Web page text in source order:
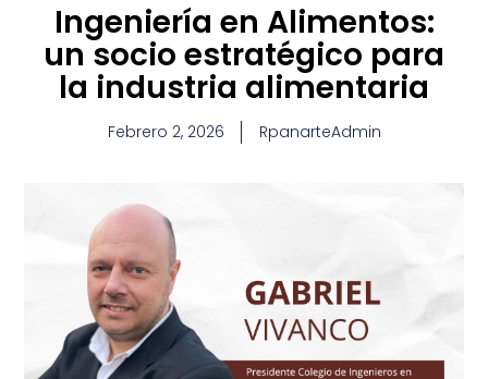
Ingeniería en Alimentos:
un socio estratégico para
la industria alimentaria
Febrero 2, 2026 RpanarteAdmin